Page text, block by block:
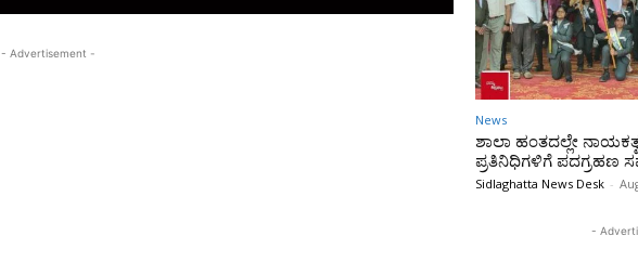
- Advertisement -
News
ಶಾಲಾ ಹಂತದಲ್ಲೇ
ಪ್ರತಿನಿಧಿಗಳಿಗೆ ಪದಗ್ರಹಣ
Sidlaghatta News Desk -
-